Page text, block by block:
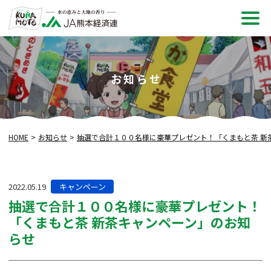
メ
ニ
お知らせ
HOME お知らせ 抽選で合計１００名様に豪華プレゼント！「くまもと茶 新
2022.05.19 カ
テ
ゴ
リー:
キャンペーン
抽選で合計１００名様に豪華プレゼント！
「くまもと茶 新茶キャンペーン」のお知
らせ